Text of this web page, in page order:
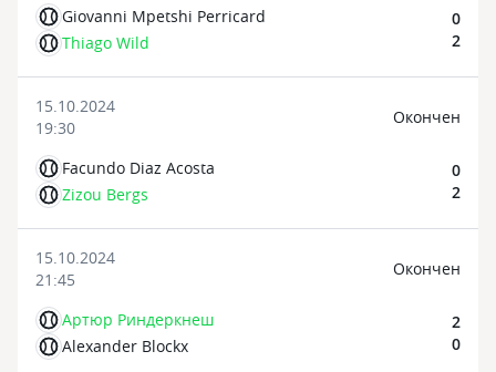
Giovanni Mpetshi Perricard
Thiago Wild
0
2
15.10.2024
19:30
Facundo Diaz Acosta
Zizou Bergs
Oкончен
0
2
15.10.2024
21:45
Артюр Риндеркнеш
Alexander Blockx
Oкончен
2
0